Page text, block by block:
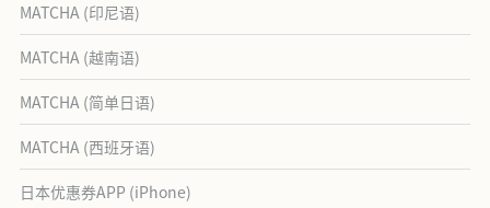
MATCHA (印尼语)
MATCHA (越南语)
MATCHA (简单日语)
MATCHA (西班牙语)
日本优惠券APP (iPhone)